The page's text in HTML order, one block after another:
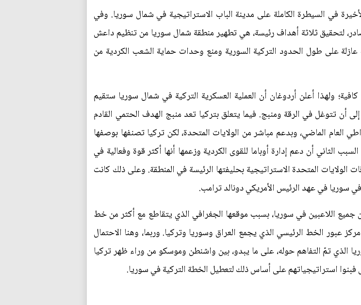
في السيطرة الكاملة على مدينة الباب الاستراتيجية في شمال سوريا. وفي
لتحقيق ثلاثة أهداف رئيسة، هي تطهير منطقة شمال سوريا من تنظيم داعش
على طول الحدود التركية السورية ومنع وحدات حماية الشعب الكردية من
ولهذا أعلن أردوغان أن العملية العسكرية التركية في شمال سوريا ستقيم
تحتاج تركيا إلى أن تتوغل في الرقة ومنبج. فيما يتعلق بتركيا تعد منبج الهدف الحتمي القادم
العام الماضي، وبدعم مباشر من الولايات المتحدة، لكن تركيا تصنفها بوصفها
الثاني أن دعم إدارة أوباما للقوى الكردية وزعمها أنها أكثر قوة وفعالية في
المتحدة الاستراتيجية بحليفتها الرئيسة في المنطقة. وعلى ذلك كانت
سوريا في عهد الرئيس الأمريكي دونالد ترامب.
جميع اللاعبين في سوريا، بسبب موقعها الجغرافي الذي يتقاطع مع أكثر من خط
عبور الخط الرئيسي الذي يجمع العراق وسوريا وتركيا. وربما، وهنا الاحتمال
الذي تمّ التفاهم حوله، على ما يبدو، بين واشنطن وموسكو من وراء ظهر تركيا
استراتيجياتهم على أساس ذلك لتعطيل الخطة التركية في سوريا.